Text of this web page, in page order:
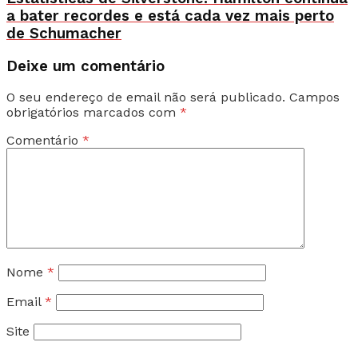
a bater recordes e está cada vez mais perto
de Schumacher
Deixe um comentário
O seu endereço de email não será publicado. Campos
obrigatórios marcados com *
Comentário *
Nome *
Email *
Site